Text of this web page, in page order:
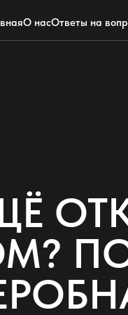
О насОтветы на